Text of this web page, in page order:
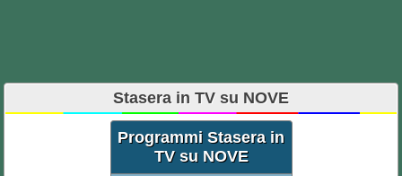
Stasera in TV su NOVE
Programmi Stasera in
TV su NOVE